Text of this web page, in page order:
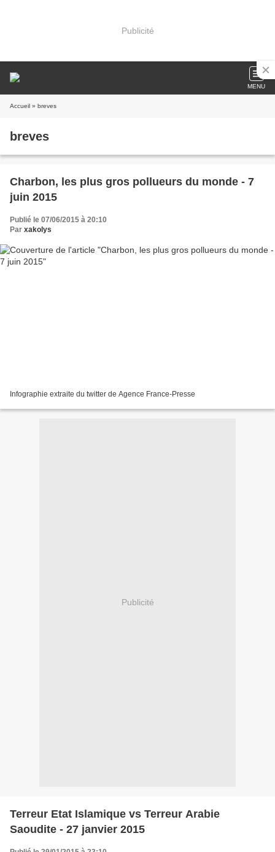
Publicité
MENU
Accueil » breves
breves
Charbon, les plus gros pollueurs du monde - 7
juin 2015
Publié le 07/06/2015 à 20:10
Par xakolys
Infographie extraite du twitter de Agence France-Presse
Publicité
Terreur Etat Islamique vs Terreur Arabie
Saoudite - 27 janvier 2015